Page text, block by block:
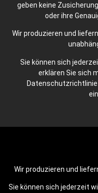
geben keine
oder ihre
Wir produzieren und
Sie können sich
erklären Sie sich
Wir produzieren und
Sie können sich jederzeit